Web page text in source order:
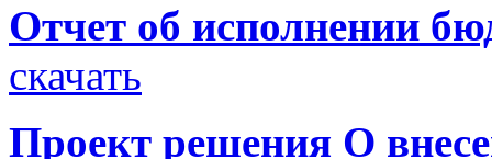
Отчет об исполнении
скачать
Проект решения О